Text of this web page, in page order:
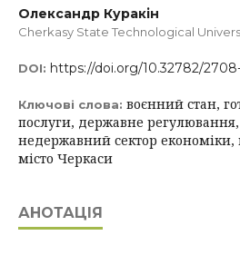
Олександр Куракін
Cherkasy State Technological
DOI: https://doi.org/10.32782/
Ключові слова: воєнний стан,
послуги, державне
недержавний сектор
місто Черкаси
АНОТАЦІЯ